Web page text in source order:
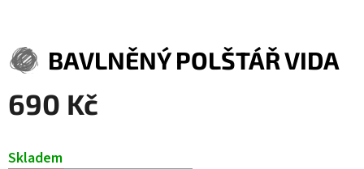
BAVLNĚNÝ POLŠTÁŘ VIDA
690 Kč
Skladem